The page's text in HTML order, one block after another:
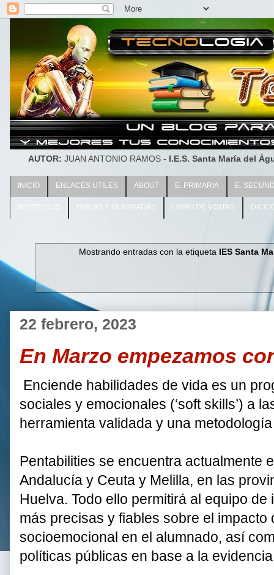
AUTOR: JUAN ANTONIO RAMOS - I.E.S. Santa María del
INICIO ENLACES UTILES ABOUT E. PRIMARIA E.
INSTITUTOS FERIAS Y OLIMPIADAS LIBRO DE VISITAS
Mostrando entradas con la etiqueta IES Santa
22 febrero, 2023
En Marzo empezamos
Enciende habilidades de vida es un
sociales y emocionales (‘soft skills’) a
herramienta validada y una
Pentabilities se encuentra actualmente
Andalucía y Ceuta y Melilla, en las
Huelva. Todo ello permitirá al equipo
más precisas y fiables sobre el
socioemocional en el alumnado, así
políticas públicas en base a la